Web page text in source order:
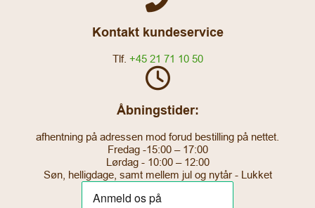
Kontakt kundeservice
Tlf. +45 21 71 10 50
Åbningstider:
afhentning på adressen mod forud bestilling på nettet.
Fredag -15:00 – 17:00
Lørdag - 10:00 – 12:00
Søn, helligdage, samt mellem jul og nytår - Lukket